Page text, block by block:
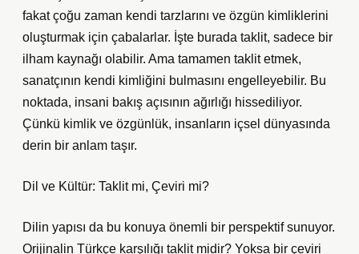
fakat çoğu zaman kendi tarzlarını ve özgün kimliklerini
oluşturmak için çabalarlar. İşte burada taklit, sadece bir
ilham kaynağı olabilir. Ama tamamen taklit etmek,
sanatçının kendi kimliğini bulmasını engelleyebilir. Bu
noktada, insani bakış açısının ağırlığı hissediliyor.
Çünkü kimlik ve özgünlük, insanların içsel dünyasında
derin bir anlam taşır.
Dil ve Kültür: Taklit mi, Çeviri mi?
Dilin yapısı da bu konuya önemli bir perspektif sunuyor.
Orijinalin Türkçe karşılığı taklit midir? Yoksa bir çeviri